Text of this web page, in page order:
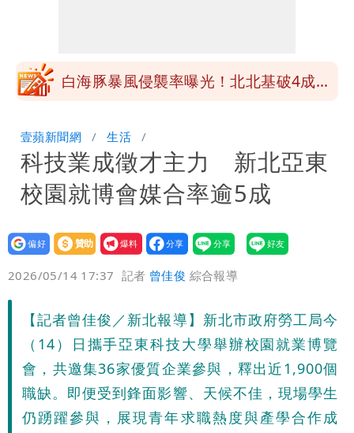
北部
白海豚暴風侵襲率曝光！北北基破4成
因
展場上演持槍押人！模特經紀人＋員工遭
起訴
壹蘋新聞網 生活
科技業成徵才主力 新北亞東
校園就博會媒合率逾5成
設為
贊助
我要
爆料
2026/05/14 17:37 記者 曾佳俊 綜合報導
【記者曾佳俊／新北報導】新北市政府勞工局今
（14）日攜手亞東科技大學舉辦校園就業博覽
會，共邀集36家優質企業參與，釋出近1,900個
職缺。即便受到鋒面影響、天候不佳，現場學生
仍踴躍參與，展現青年求職熱度與產學合作成